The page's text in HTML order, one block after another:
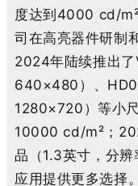
度达到 4000 cd/
司在高亮器件研制
2024年陆续推出了
640×480 ）、
1280×720 ）等小
10000 cd/m² ；
品（1.3英寸，分辨
应用提供更多选择。